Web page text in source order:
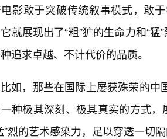
影敢于突破传统叙事模式，敢
就展现出了“粗”犷的生命力和“
追求卓越、不计代价的品质。
比如，那些在国际上屡获殊荣的
种极其深刻、极其真实的方式
”烈的艺术感染力，足以穿透一切